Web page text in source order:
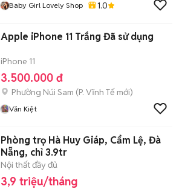
Baby Girl Lovely Shop 1.0
Apple iPhone 11 Trắng Đã sử dụng
iPhone 11
3.500.000 đ
Phường Núi Sam (P. Vĩnh Tế mới)
Văn Kiệt
Phòng trọ Hà Huy Giáp, Cẩm Lệ, Đà
Nẵng, chỉ 3.9tr
Nội thất đầy đủ
3,9 triệu/tháng